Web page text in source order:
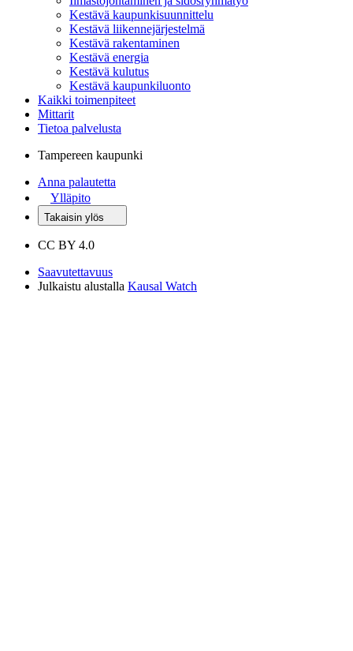
Kestävä kaupunkisuunnittelu
Kestävä liikennejärjestelmä
Kestävä rakentaminen
Kestävä energia
Kestävä kulutus
Kestävä kaupunkiluonto
Kaikki toimenpiteet
Mittarit
Tietoa palvelusta
Tampereen kaupunki
Anna palautetta
Ylläpito
Takaisin ylös
CC BY 4.0
Saavutettavuus
Julkaistu alustalla Kausal Watch